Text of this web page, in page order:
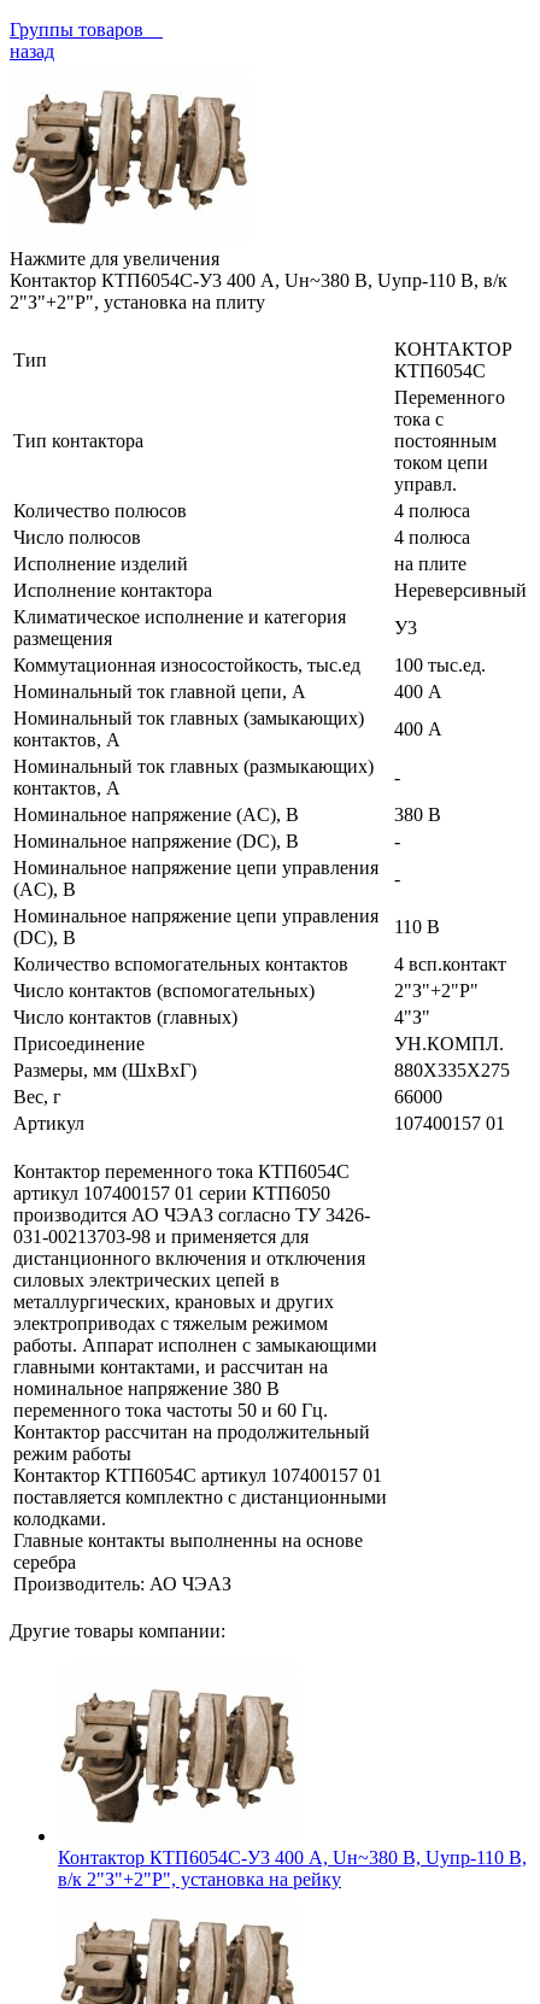
Группы товаров
назад
Нажмите для увеличения
Контактор КТП6054С-У3 400 А, Uн~380 В, Uупр-110 В, в/к
2"З"+2"Р", установка на плиту
Тип
КОНТАКТОР
КТП6054С
Тип контактора
Переменного
тока с
постоянным
током цепи
управл.
Количество полюсов
4 полюса
Число полюсов
4 полюса
Исполнение изделий
на плите
Исполнение контактора
Нереверсивный
Климатическое исполнение и категория
размещения
У3
Коммутационная износостойкость, тыс.ед
100 тыс.ед.
Номинальный ток главной цепи, А
400 А
Номинальный ток главных (замыкающих)
контактов, А
400 А
Номинальный ток главных (размыкающих)
контактов, А
-
Номинальное напряжение (AC), В
380 В
Номинальное напряжение (DC), В
-
Номинальное напряжение цепи управления
(AC), В
-
Номинальное напряжение цепи управления
(DC), В
110 В
Количество вспомогательных контактов
4 всп.контакт
Число контактов (вспомогательных)
2"З"+2"Р"
Число контактов (главных)
4"З"
Присоединение
УН.КОМПЛ.
Размеры, мм (ШхВхГ)
880Х335Х275
Вес, г
66000
Артикул
107400157 01
Контактор переменного тока КТП6054С
артикул 107400157 01 серии КТП6050
производится АО ЧЭАЗ согласно ТУ 3426-
031-00213703-98 и применяется для
дистанционного включения и отключения
силовых электрических цепей в
металлургических, крановых и других
электроприводах с тяжелым режимом
работы. Аппарат исполнен c замыкающими
главными контактами, и рассчитан на
номинальное напряжение 380 В
переменного тока частоты 50 и 60 Гц.
Контактор рассчитан на продолжительный
режим работы
Контактор КТП6054С артикул 107400157 01
поставляется комплектно с дистанционными
колодками.
Главные контакты выполненны на основе
серебра
Производитель: АО ЧЭАЗ
Другие товары компании:
Контактор КТП6054С-У3 400 А, Uн~380 В, Uупр-110 В,
в/к 2"З"+2"Р", установка на рейку